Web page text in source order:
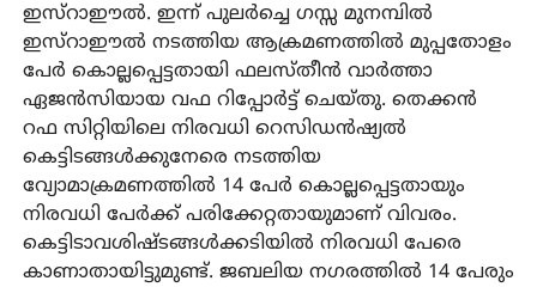
ഇസ്‌റാഈല്‍. ഇന്ന് പുലര്‍ച്ചെ ഗസ്സ മുനമ്പില്‍
ഇസ്‌റാഈല്‍ നടത്തിയ ആക്രമണത്തില്‍ മുപ്പതോളം
പേര്‍ കൊല്ലപ്പെട്ടതായി ഫലസ്തീന്‍ വാര്‍ത്താ
ഏജന്‍സിയായ വഫ റിപ്പോര്‍ട്ട് ചെയ്തു. തെക്കന്‍
റഫ സിറ്റിയിലെ നിരവധി റെസിഡന്‍ഷ്യല്‍
കെട്ടിടങ്ങള്‍ക്കുനേരെ നടത്തിയ
വ്യോമാക്രമണത്തില്‍ 14 പേര്‍ കൊല്ലപ്പെട്ടതായും
നിരവധി പേര്‍ക്ക് പരിക്കേറ്റതായുമാണ് വിവരം.
കെട്ടിടാവശിഷ്ടങ്ങള്‍ക്കടിയില്‍ നിരവധി പേരെ
കാണാതായിട്ടുമുണ്ട്. ജബലിയ നഗരത്തില്‍ 14 പേരും